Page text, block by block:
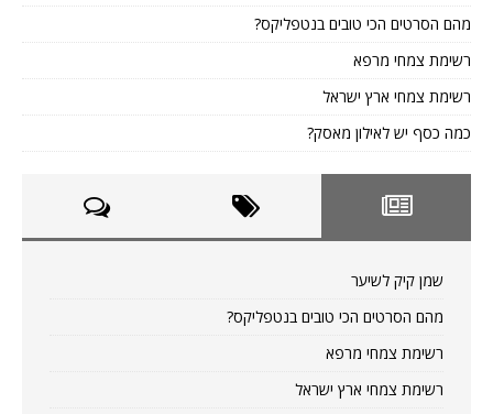
מהם הסרטים הכי טובים בנטפליקס?
רשימת צמחי מרפא
רשימת צמחי ארץ ישראל
כמה כסף יש לאילון מאסק?
שמן קיק לשיער
מהם הסרטים הכי טובים בנטפליקס?
רשימת צמחי מרפא
רשימת צמחי ארץ ישראל